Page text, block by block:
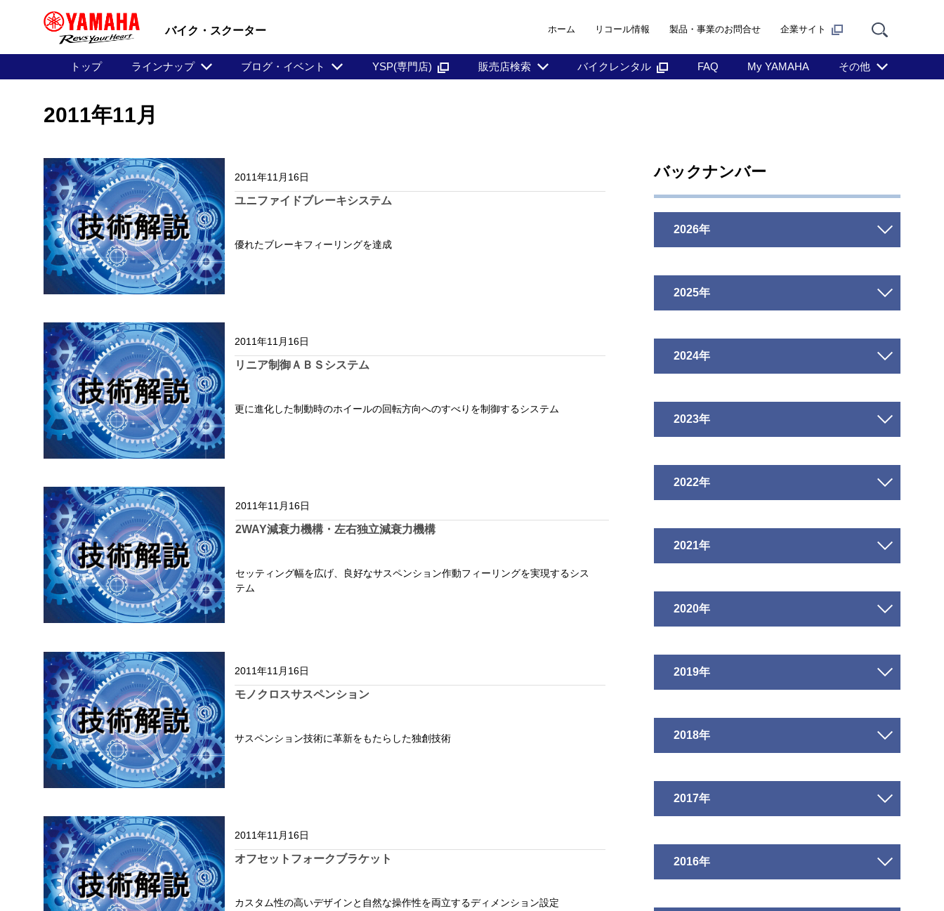
バイク・スクーター ホーム リコール情報 製品・事業のお問合せ 企業サイト
トップ ラインナップ ブログ・イベント YSP(専門店) 販売店検索 バイクレンタル FAQ My YAMAHA その他
2011年11月
2011年11月16日
ユニファイドブレーキシステム
優れたブレーキフィーリングを達成
2011年11月16日
リニア制御ＡＢＳシステム
更に進化した制動時のホイールの回転方向へのすべりを制御するシステム
2011年11月16日
2WAY減衰力機構・左右独立減衰力機構
セッティング幅を広げ、良好なサスペンション作動フィーリングを実現するシス
テム
2011年11月16日
モノクロスサスペンション
サスペンション技術に革新をもたらした独創技術
2011年11月16日
オフセットフォークブラケット
カスタム性の高いデザインと自然な操作性を両立するディメンション設定
バックナンバー
2026年
2025年
2024年
2023年
2022年
2021年
2020年
2019年
2018年
2017年
2016年